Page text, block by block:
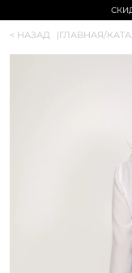
< НАЗАД |ГЛАВНАЯ/